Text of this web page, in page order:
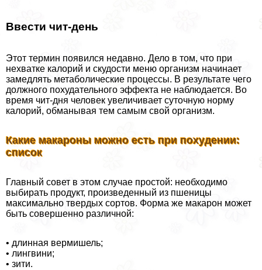
Ввести чит-день
Этот термин появился недавно. Дело в том, что при
нехватке калорий и скудости меню организм начинает
замедлять метаболические процессы. В результате чего
должного похудательного эффекта не наблюдается. Во
время чит-дня человек увеличивает суточную норму
калорий, обманывая тем самым свой организм.
Какие макароны можно есть при похудении:
список
Главный совет в этом случае простой: необходимо
выбирать продукт, произведенный из пшеницы
максимально твердых сортов. Форма же макарон может
быть совершенно различной:
• длинная вермишель;
• лингвини;
• зити.